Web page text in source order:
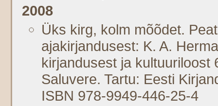
2008
Üks kirg, kolm mõõdet.
ajakirjandusest: K. A.
kirjandusest ja kultuuriloost
Saluvere. Tartu: Eesti
ISBN 978-9949-446-25-4